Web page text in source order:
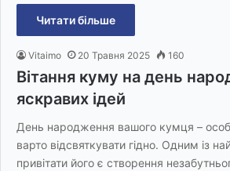
Читати більше
Vitaimo 20 Травня 2025 160
Вітання куму на день
яскравих ідей
День народження вашого кумця –
варто відсвяткувати гідно. Одним із
привітати його є створення